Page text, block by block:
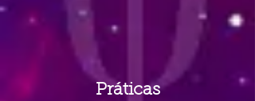
Práticas